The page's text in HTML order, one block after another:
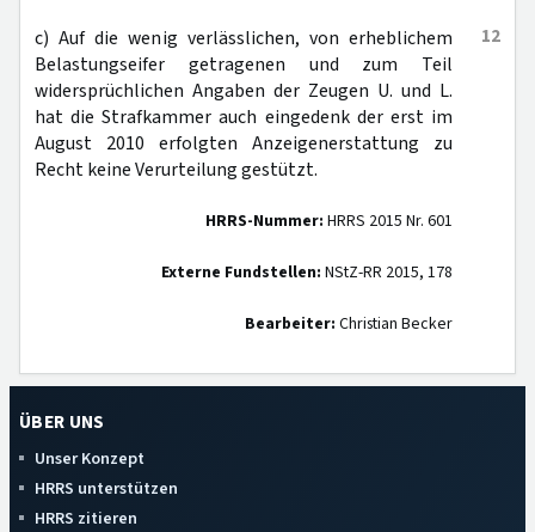
12
c) Auf die wenig verlässlichen, von erheblichem
Belastungseifer getragenen und zum Teil
widersprüchlichen Angaben der Zeugen U. und L.
hat die Strafkammer auch eingedenk der erst im
August 2010 erfolgten Anzeigenerstattung zu
Recht keine Verurteilung gestützt.
HRRS-Nummer: HRRS 2015 Nr. 601
Externe Fundstellen: NStZ-RR 2015, 178
Bearbeiter: Christian Becker
ÜBER UNS
Unser Konzept
HRRS unterstützen
HRRS zitieren